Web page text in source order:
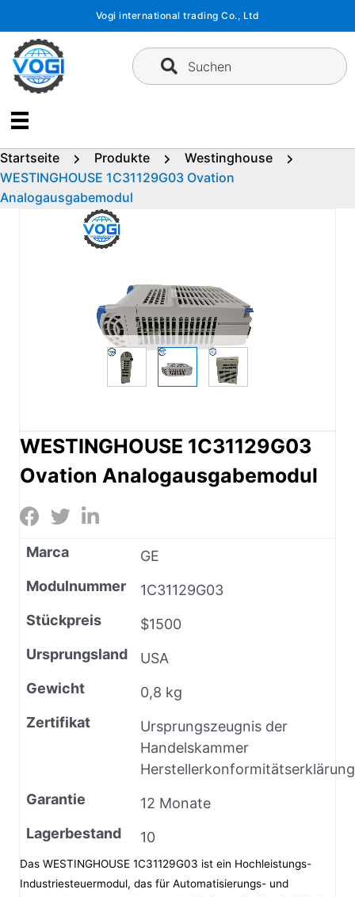
springen
Vogi international trading Co., Ltd
Suchen
Startseite Produkte
Westinghouse
WESTINGHOUSE 1C31129G03 Ovation
Analogausgabemodul
WESTINGHOUSE 1C31129G03
Ovation Analogausgabemodul
Marca
GE
Modulnummer
1C31129G03
Stückpreis
$1500
Ursprungsland
USA
Gewicht
0,8 kg
Zertifikat
Ursprungszeugnis der
Handelskammer
Herstellerkonformitätserklärung
Garantie
12 Monate
Lagerbestand
10
Das WESTINGHOUSE 1C31129G03 ist ein Hochleistungs-
Industriesteuermodul, das für Automatisierungs- und